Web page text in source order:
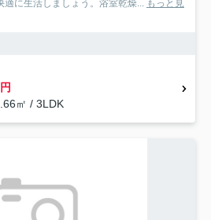
適に生活しましょう。浴室乾燥... もっと見
㎡ / 3LDK